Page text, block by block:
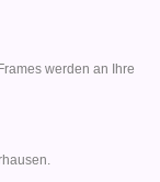
werden an Ihre